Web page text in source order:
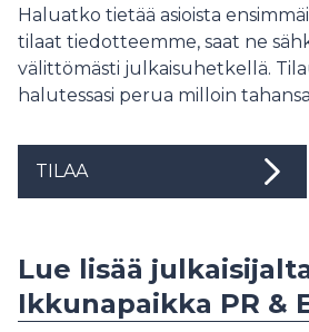
Haluatko tietää asioista
tilaat tiedotteemme, saat ne
välittömästi julkaisuhetkellä.
halutessasi perua milloin
TILAA
Lue lisää
Ikkunapaikka PR &